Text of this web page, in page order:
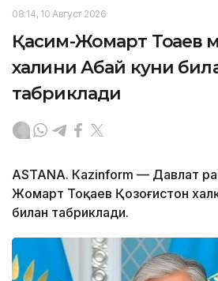
08:14, 10 Август 2026
Қасим-Жомарт Тоқаев
халқини Абай куни
табриклади
ASTANА. Кazinform — Давлат
Жомарт Тоқаев Қозоғистон
билан табриклади.